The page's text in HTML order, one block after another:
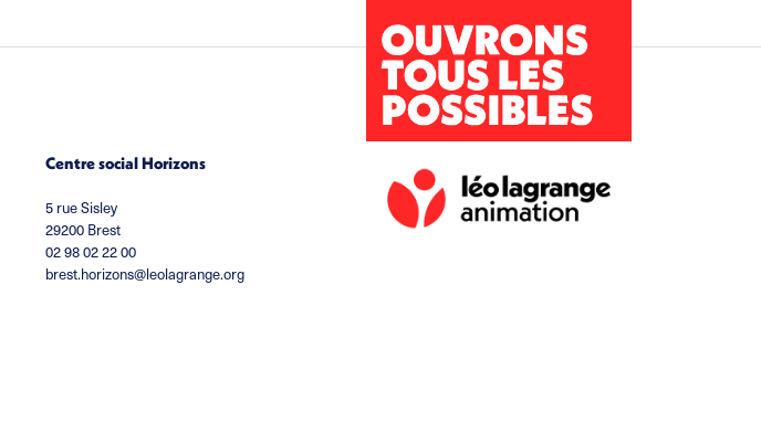
Centre social Horizons
5 rue Sisley
29200 Brest
02 98 02 22 00
brest.horizons@leolagrange.org